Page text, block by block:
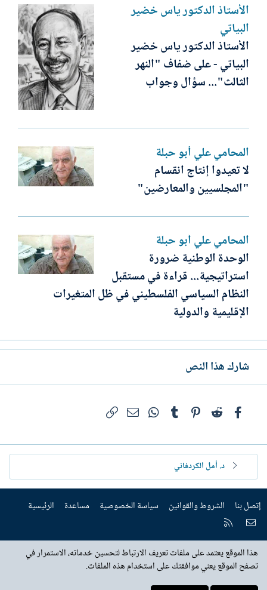
الأستاذ الدكتور ياس خضير
البياتي
الأستاذ الدكتور ياس خضير
البياتي - على ضفاف "النهر
الثالث"... سؤال وجواب
المحامي علي أبو حبلة
لا تعيدوا إنتاج انقسام
"المجلسيين والمعارضين"
المحامي علي أبو حبلة
الوحدة الوطنية ضرورة
استراتيجية... قراءة في مستقبل
النظام السياسي الفلسطيني في ظل المتغيرات
الإقليمية والدولية
شارك هذا النص
فيسبوكReddit
Pinterest
Tumblr
WhatsAppالبريد الإلكتروني
د. أمل الكردفاني
إتصل بنا الشروط والقوانين سياسة الخصوصية مساعدة الرئيسية
إتصل بنا
هذا الموقع يعتمد على ملفات تعريف الارتباط لتحسين خدماته، الاستمرار في
تصفح الموقع يعني موافقتك على استخدام هذه الملفات.